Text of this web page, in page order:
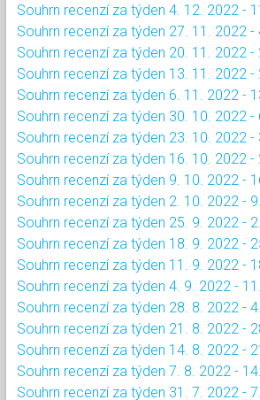
Souhrn recenzí za týden 4. 12. 2022 -
Souhrn recenzí za týden 27. 11. 2022 -
Souhrn recenzí za týden 20. 11. 2022 -
Souhrn recenzí za týden 13. 11. 2022 -
Souhrn recenzí za týden 6. 11. 2022 -
Souhrn recenzí za týden 30. 10. 2022 -
Souhrn recenzí za týden 23. 10. 2022 -
Souhrn recenzí za týden 16. 10. 2022 -
Souhrn recenzí za týden 9. 10. 2022 -
Souhrn recenzí za týden 2. 10. 2022 -
Souhrn recenzí za týden 25. 9. 2022 -
Souhrn recenzí za týden 18. 9. 2022 -
Souhrn recenzí za týden 11. 9. 2022 -
Souhrn recenzí za týden 4. 9. 2022 -
Souhrn recenzí za týden 28. 8. 2022 -
Souhrn recenzí za týden 21. 8. 2022 -
Souhrn recenzí za týden 14. 8. 2022 -
Souhrn recenzí za týden 7. 8. 2022 -
Souhrn recenzí za týden 31. 7. 2022 -